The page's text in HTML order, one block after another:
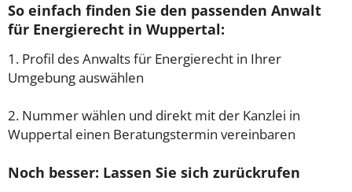
So einfach finden Sie den passenden Anwalt
für Energierecht in Wuppertal:
1. Profil des Anwalts für Energierecht in Ihrer
Umgebung auswählen
2. Nummer wählen und direkt mit der Kanzlei in
Wuppertal einen Beratungstermin vereinbaren
Noch besser: Lassen Sie sich zurückrufen